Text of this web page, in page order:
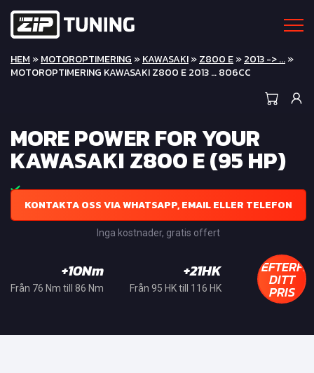
HEM »MOTOROPTIMERING »KAWASAKI»Z800 E»2013 -> ...»
MOTOROPTIMERING KAWASAKI Z800 E 2013 … 806CC
MORE POWER FOR YOUR
KAWASAKI Z800 E (95 HP)
KONTAKTA OSS VIA WHATSAPP, EMAIL ELLER TELEFON
Inga kostnader, gratis offert
+10Nm
Från 76 Nm till 86 Nm
+21HK
Från 95 HK till 116 HK DITT
PRIS